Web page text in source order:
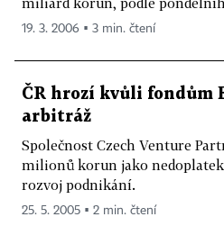
19. 3. 2006 ▪ 3 min. čtení
ČR hrozí kvůli fondům
arbitráž
Společnost Czech Venture
milionů korun jako nedoplatek
rozvoj podnikání.
25. 5. 2005 ▪ 2 min. čtení